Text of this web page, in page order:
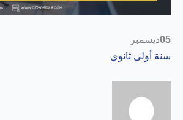
05ديسمبر
سنة أولى ثانوي